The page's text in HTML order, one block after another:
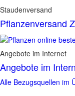
Staudenversand
Pflanzenversand
Angebote im Internet
Angebote im
Alle Bezugsquellen im